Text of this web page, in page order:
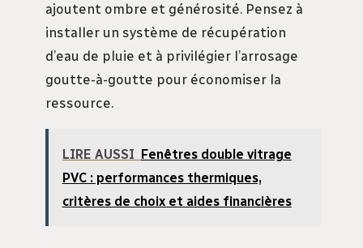
ajoutent ombre et générosité. Pensez à
installer un système de récupération
d’eau de pluie et à privilégier l’arrosage
goutte-à-goutte pour économiser la
ressource.
LIRE AUSSI Fenêtres double vitrage
PVC : performances thermiques,
critères de choix et aides financières